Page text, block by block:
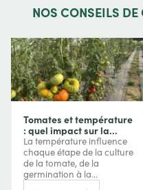
NOS CONSEILS DE
Tomates et température
: quel impact sur la
croissance, la floraison
et les fruits ?
La température influence
chaque étape de la culture
de la tomate, de la
germination à la